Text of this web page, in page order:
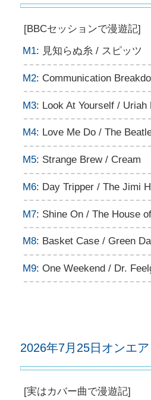
[BBCセッションで漫遊記]
M1: 見知らぬ糸 / スピッツ
M2: Communication
M3: Look At Yourself / Uriah
M4: Love Me Do / The
M5: Strange Brew / Cream
M6: Day Tripper / The Jimi
M7: Shine On / The House
M8: Basket Case / Green
M9: One Weekend / Dr.
2026年7月25日オンエア
[実はカバー曲で漫遊記]